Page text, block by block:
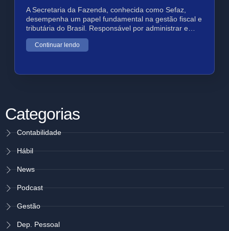
A Secretaria da Fazenda, conhecida como Sefaz,
desempenha um papel fundamental na gestão fiscal e
tributária do Brasil. Responsável por administrar e…
Continuar lendo
Categorias
Contabilidade
Hábil
News
Podcast
Gestão
Dep. Pessoal